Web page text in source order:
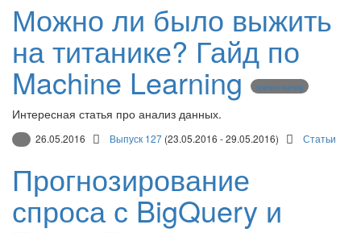
Можно ли было выжить
на титанике? Гайд по
Machine Learning machine learning
Интересная статья про анализ данных.
26.05.2016 Выпуск 127 (23.05.2016 - 29.05.2016) Статьи
Прогнозирование
спроса с BigQuery и